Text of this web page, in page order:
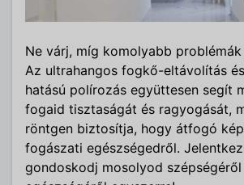
Ne várj, míg komolyabb
Az ultrahangos fogkő-eltávolítás
hatású polírozás együttesen segít
fogaid tisztaságát és ragyogását,
röntgen biztosítja, hogy átfogó
fogászati egészségedről.
gondoskodj mosolyod szépségéről